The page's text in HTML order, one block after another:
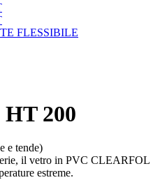
FLESSIBILE
200
e tende)
il vetro in PVC CLEARFOL
estreme.